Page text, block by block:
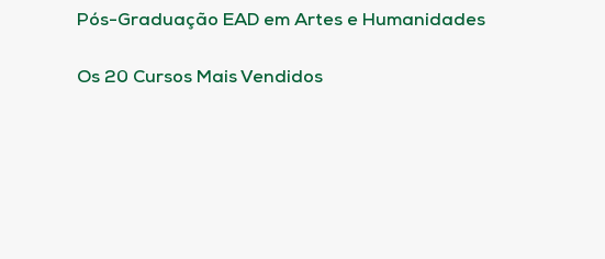
Pós-Graduação EAD em Artes e Humanidades
Os 20 Cursos Mais Vendidos